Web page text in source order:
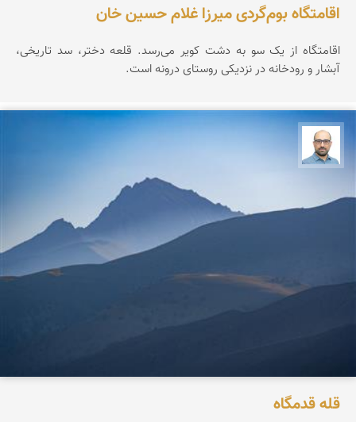
اقامتگاه بوم‌گردی میرزا غلام حسین خان
اقامتگاه از یک سو به دشت کویر می‌رسد. قلعه دختر، سد تاریخی،
آبشار و رودخانه در نزدیکی روستای درونه است.
قله قدمگاه